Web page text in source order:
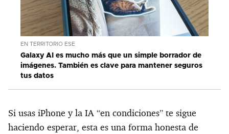
EN TERRITORIO ESE
Galaxy AI es mucho más que un simple borrador de
imágenes. También es clave para mantener seguros
tus datos
Si usas iPhone y la IA “en condiciones” te sigue
haciendo esperar, esta es una forma honesta de